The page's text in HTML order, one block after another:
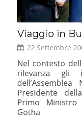
Viaggio in
22 Settembre
Nel contesto
rilevanza gli
Presidente
Primo Ministro
Gotha